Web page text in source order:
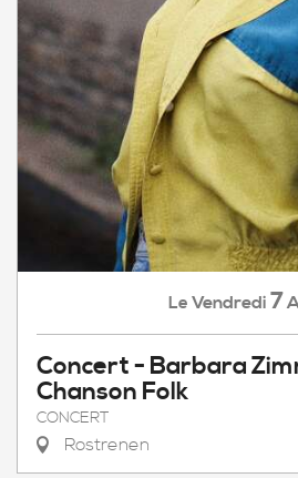
Le Vendredi 7
Concert - Barbara
Chanson Folk
CONCERT
Rostrenen